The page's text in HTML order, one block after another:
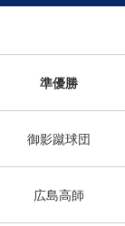
準優勝
御影蹴球団
広島高師